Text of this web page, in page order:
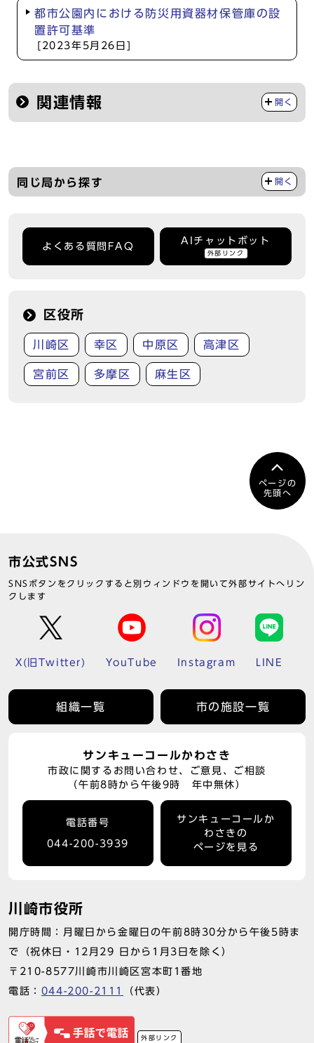
都市公園内における防災用資器材保管庫の設
置許可基準
[2023年5月26日]
関連情報 開く
同じ局から探す 開く
よくある質問FAQ
AIチャットボット
外部リンク
区役所
川崎区 幸区 中原区 高津区
宮前区 多摩区 麻生区
ページの
先頭へ
市公式SNS
SNSボタンをクリックすると別ウィンドウを開いて外部サイトへリン
クします
X(旧Twitter) YouTube Instagram LINE
組織一覧 市の施設一覧
サンキューコールかわさき
市政に関するお問い合わせ、ご意見、ご相談
（午前8時から午後9時 年中無休）
電話番号
044-200-3939
サンキューコールか
わさきの
ページを見る
川崎市役所
開庁時間：月曜日から金曜日の午前8時30分から午後5時ま
で（祝休日・12月29 日から1月3日を除く）
〒210-8577川崎市川崎区宮本町1番地
電話： 044-200-2111 （代表）
外部リンク